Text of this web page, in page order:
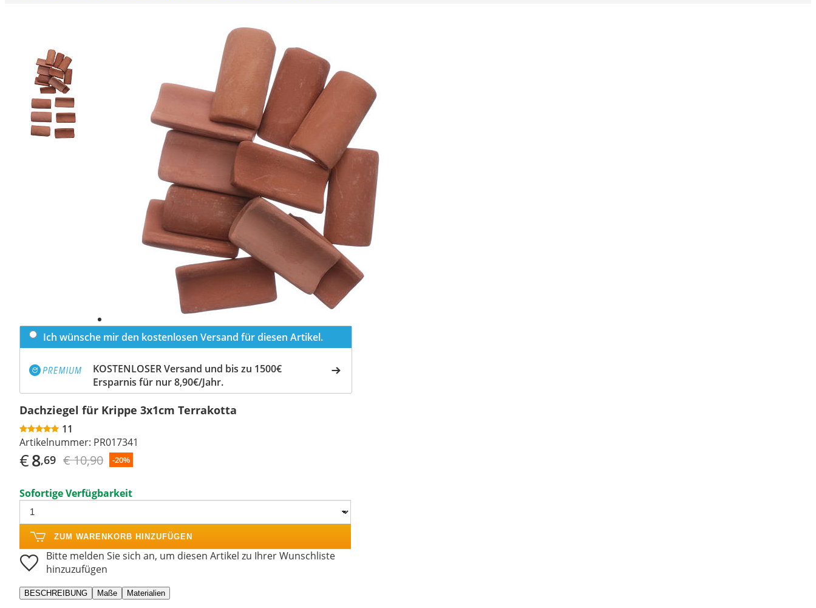
Ich wünsche mir den kostenlosen Versand für diesen Artikel.
KOSTENLOSER Versand und bis zu 1500€
Ersparnis für nur 8,90€/Jahr.
Dachziegel für Krippe 3x1cm Terrakotta
11
Artikelnummer: PR017341
€8,69 € 10,90 -20%
Sofortige Verfügbarkeit
ZUM WARENKORB HINZUFÜGEN
Bitte melden Sie sich an, um diesen Artikel zu Ihrer Wunschliste
hinzuzufügen
BESCHREIBUNG Maße Materialien